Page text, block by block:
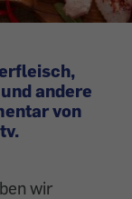
andere
von
wir